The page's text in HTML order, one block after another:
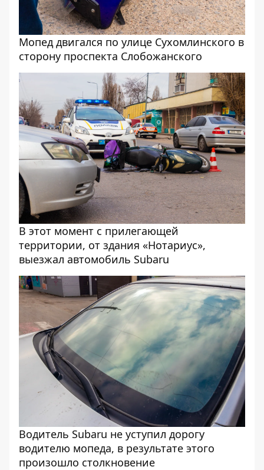
Мопед двигался по улице Сухомлинского в
сторону проспекта Слобожанского
В этот момент с прилегающей
территории, от здания «Нотариус»,
выезжал автомобиль Subaru
Водитель Subaru не уступил дорогу
водителю мопеда, в результате этого
произошло столкновение